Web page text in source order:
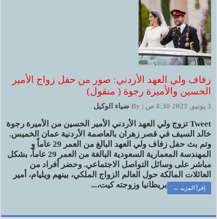
زفاف ولي العهد الأردني: صور من حفل زواج الأمير
الحسين والأميرة رجوة ( منقول)
3 يونيو, 2023 8:30 ص |
By ضياء الوكيل
Tweet تزوج ولي العهد الأردني الأمير الحسين من الأميرة رجوة
خالد السيف في قصر زهران بالعاصمة الأردنية عمان الخميس.
وتم بث حفل زفاف ولي العهد البالغ من العمر 29 عاماً و
المهندسة المعمارية السعودية البالغة من العمر 29 عاماً، بشكل
مباشر على وسائل التواصل الاجتماعي. وحضر أفراد من
العائلات المالكة حول العالم الزواج الملكي، بينهم ويليام، أمير
بريطانيا وزوجته كيت،...
إقرأ المزيد →